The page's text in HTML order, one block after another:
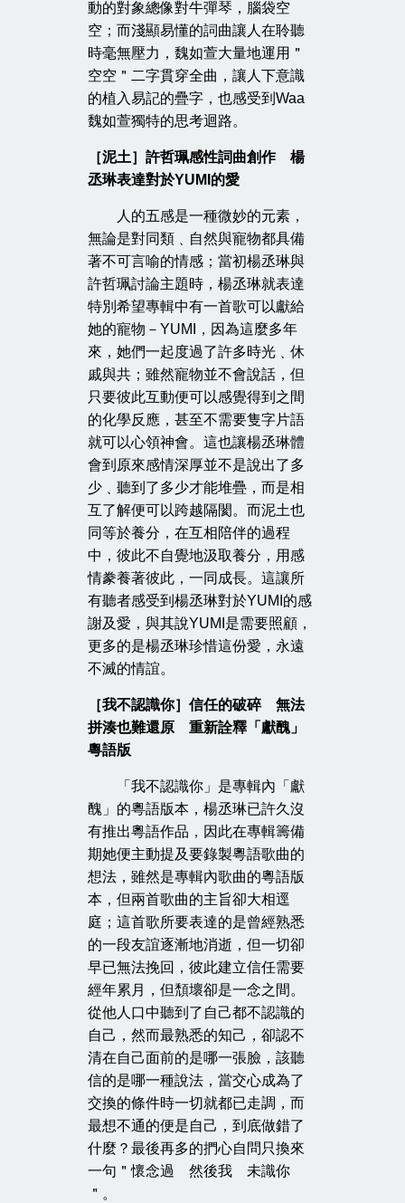
動的對象總像對牛彈琴，腦袋空
空；而淺顯易懂的詞曲讓人在聆聽
時毫無壓力，魏如萱大量地運用＂
空空＂二字貫穿全曲，讓人下意識
的植入易記的疊字，也感受到Waa
魏如萱獨特的思考迴路。
［泥土］許哲珮感性詞曲創作 楊
丞琳表達對於YUMI的愛
人的五感是一種微妙的元素，
無論是對同類﹑自然與寵物都具備
著不可言喻的情感；當初楊丞琳與
許哲珮討論主題時，楊丞琳就表達
特別希望專輯中有一首歌可以獻給
她的寵物－YUMI，因為這麼多年
來，她們一起度過了許多時光﹑休
戚與共；雖然寵物並不會說話，但
只要彼此互動便可以感覺得到之間
的化學反應，甚至不需要隻字片語
就可以心領神會。這也讓楊丞琳體
會到原來感情深厚並不是說出了多
少﹑聽到了多少才能堆疊，而是相
互了解便可以跨越隔閡。而泥土也
同等於養分，在互相陪伴的過程
中，彼此不自覺地汲取養分，用感
情豢養著彼此，一同成長。這讓所
有聽者感受到楊丞琳對於YUMI的感
謝及愛，與其說YUMI是需要照顧，
更多的是楊丞琳珍惜這份愛，永遠
不滅的情誼。
［我不認識你］信任的破碎 無法
拼湊也難還原 重新詮釋「獻醜」
粵語版
「我不認識你」是專輯內「獻
醜」的粵語版本，楊丞琳已許久沒
有推出粵語作品，因此在專輯籌備
期她便主動提及要錄製粵語歌曲的
想法，雖然是專輯內歌曲的粵語版
本，但兩首歌曲的主旨卻大相逕
庭；這首歌所要表達的是曾經熟悉
的一段友誼逐漸地消逝，但一切卻
早已無法挽回，彼此建立信任需要
經年累月，但頹壞卻是一念之間。
從他人口中聽到了自己都不認識的
自己，然而最熟悉的知己，卻認不
清在自己面前的是哪一張臉，該聽
信的是哪一種說法，當交心成為了
交換的條件時一切就都已走調，而
最想不通的便是自己，到底做錯了
什麼？最後再多的捫心自問只換來
一句＂懷念過 然後我 未識你
＂。